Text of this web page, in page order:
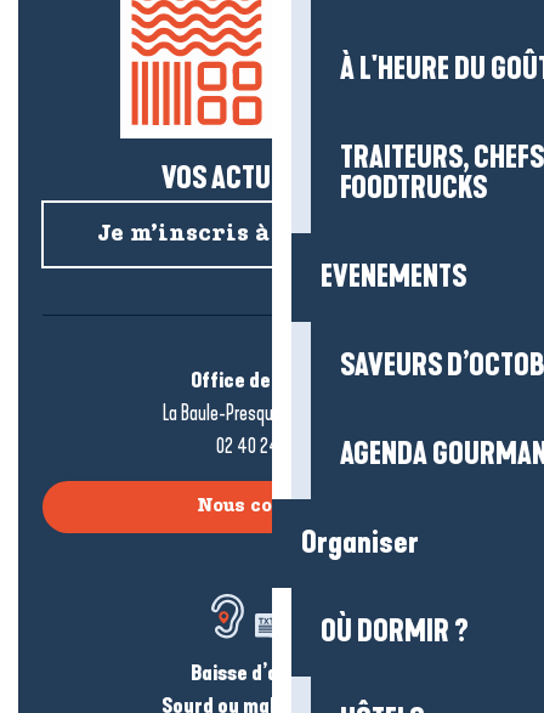
À L'HEURE DU
TRAITEURS,
FOODTRUCKS
EVENEMENTS
SAVEURS
AGENDA
Organiser
OÙ DORMIR ?
VOS ACTUS SALÉES !
Je m’inscris à la newsletter
Office de tourisme
La Baule-Presqu’île de Guérande
02 40 24 34 44
Nous contacter
Baisse d’audition ?
Sourd ou malentendant ?